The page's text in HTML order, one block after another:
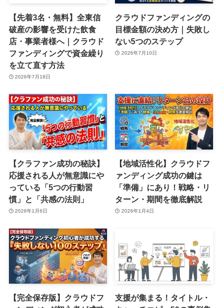
【先着3名・無料】全東信
破産の影響を受けた飲食
店・事業者様へ｜クラウド
ファンディングで資金繰り
を立て直す方法
2026年7月18日
クラウドファンディングの
目標金額の決め方｜失敗し
ない5つのステップ
2026年7月10日
【クラファン成功の秘訣】
応援される人が無意識にや
っている「5つの行動習
慣」と「共感の法則」
2026年1月6日
【地域活性化】クラウドフ
ァンディング成功の鍵は
「準備」にあり！戦略・リ
ターン・期間を徹底解説
2026年1月4日
【完全保存版】クラウドフ
支援が集まる！タイトル・